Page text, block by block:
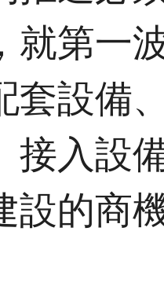
就第一
套設備
接入設
設的商